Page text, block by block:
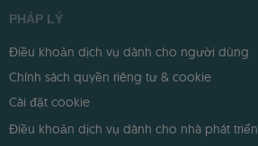
PHÁP LÝ
Điều khoản dịch vụ dành cho người dùng
Chính sách quyền riêng tư & cookie
Cài đặt cookie
Điều khoản dịch vụ dành cho nhà phát triển